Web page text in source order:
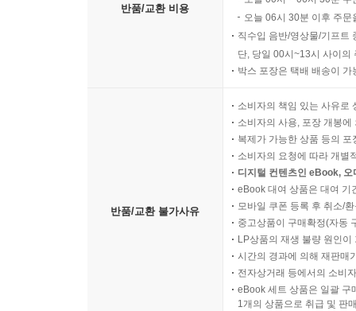
반품/교환 비용
오늘 06시 30분 이후 주
직수입 음반/영상물/기프트
단, 당일 00시~13시 사이의
박스 포장은 택배 배송이
반품/교환 불가사유
소비자의 책임 있는 사유로
소비자의 사용, 포장 개봉
복제가 가능한 상품 등의
소비자의 요청에 따라 개별
디지털 컨텐츠인 eBook,
eBook 대여 상품은 대여 기
모바일 쿠폰 등록 후 취소/
중고상품이 구매확정(자동
LP상품의 재생 불량 원인
시간의 경과에 의해 재판매
전자상거래 등에서의 소비
eBook 세트 상품은 일괄 구
1개의 상품으로 취급 및 판